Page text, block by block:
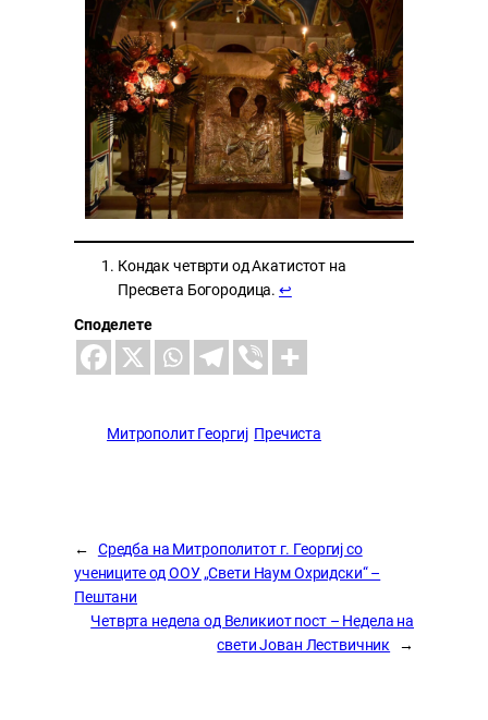
Кондак четврти од Акатистот на
Пресвета Богородица. ↩︎
Споделете
Митрополит Георгиј Пречиста
←
Средба на Митрополитот г. Георгиј со
учениците од ООУ „Свети Наум Охридски“ –
Пештани
Четврта недела од Великиот пост – Недела на
свети Јован Лествичник
→